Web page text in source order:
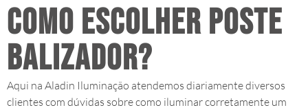
Como escolher Poste
Balizador?
Aqui na Aladin Iluminação atendemos diariamente diversos
clientes com dúvidas sobre como iluminar corretamente um